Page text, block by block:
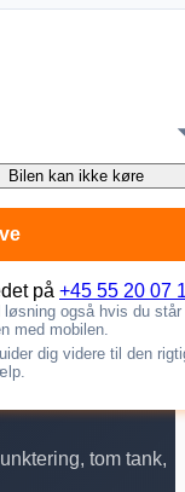
tom tank,
Bilen kan ikke køre
på +45 55 20 07
løsning også hvis du står
med mobilen.
dig videre til den